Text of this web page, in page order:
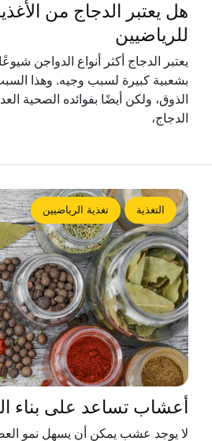
هل يعتبر الدجاج من
للرياضيين
يعتبر الدجاج أكثر أنواع الدواجن
بشعبية كبيرة لسبب وجيه. وهذا
الذوق، ولكن أيضًا بفوائده الصحية
الدجاج،
التغذية تغذية الرياضيين
أعشاب تساعد على بناء
لا يوجد عشب يمكن أن يسهل نمو